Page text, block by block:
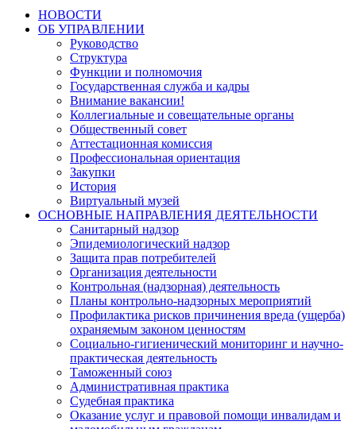
НОВОСТИ
ОБ УПРАВЛЕНИИ
Руководство
Структура
Функции и полномочия
Государственная служба и кадры
Внимание вакансии!
Коллегиальные и совещательные органы
Общественный совет
Аттестационная комиссия
Профессиональная ориентация
Закупки
История
Виртуальный музей
ОСНОВНЫЕ НАПРАВЛЕНИЯ ДЕЯТЕЛЬНОСТИ
Санитарный надзор
Эпидемиологический надзор
Защита прав потребителей
Организация деятельности
Контрольная (надзорная) деятельность
Планы контрольно-надзорных мероприятий
Профилактика рисков причинения вреда (ущерба)
охраняемым законом ценностям
Социально-гигиенический мониторинг и научно-
практическая деятельность
Таможенный союз
Административная практика
Судебная практика
Оказание услуг и правовой помощи инвалидам и